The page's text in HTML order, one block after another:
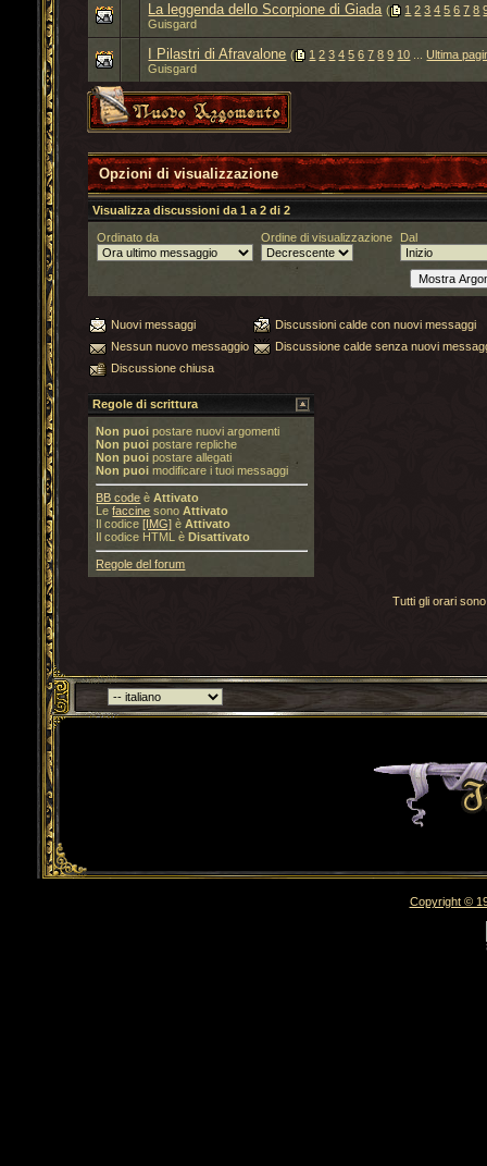
La leggenda dello Scorpione di Giada‎( 1 2 3 4 5 6 7 8
Guisgard
I Pilastri di Afravalone ‎( 1 2 3 4 5 6 7 8 9 10 ...Ultima
Guisgard
Opzioni di visualizzazione
Visualizza discussioni da 1 a 2 di 2
Ordinato da Ordine di visualizzazione Dal
Nuovi messaggi
Discussioni calde con nuovi messaggi
Nessun nuovo messaggio
Discussione calde senza nuovi
Discussione chiusa
Regole di scrittura
Non puoi postare nuovi argomenti
Non puoi postare repliche
Non puoi postare allegati
Non puoi modificare i tuoi messaggi
BB code èAttivato
Lefaccine sonoAttivato
Il codice[IMG] èAttivato
Il codice HTML èDisattivato
Regole del forum
Tutti gli orari
Torna indietro
Copyright ©